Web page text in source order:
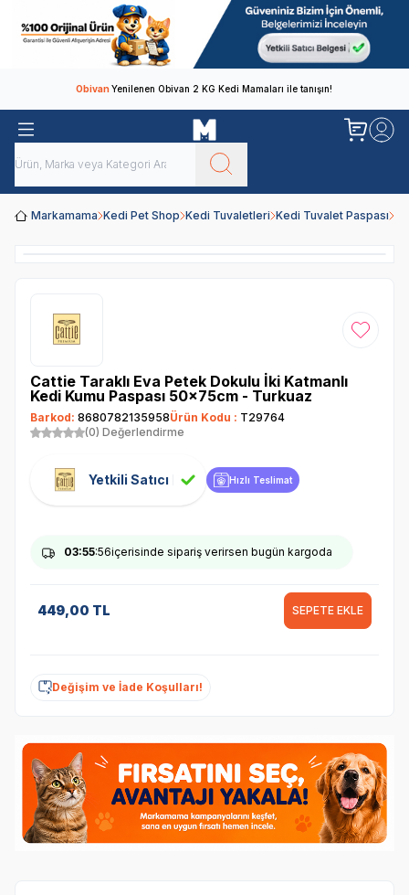
ObivanYenilenen Obivan 2 KG Kedi Mamaları ile tanışın!
Markamama Kedi Pet Shop Kedi Tuvaletleri Kedi Tuvalet Paspası
Favoriye
Cattie Taraklı Eva Petek Dokulu İki Katmanlı
Kedi Kumu Paspası 50x75cm - Turkuaz
Barkod: 8680782135958Ürün Kodu : T29764
(0) Değerlendirme
Yetkili Satıcı Hızlı Teslimat
03:55:56içerisinde sipariş verirsen bugün kargoda
449,00 TL SEPETE EKLE
Değişim ve İade Koşulları!